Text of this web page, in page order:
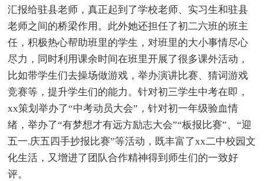
汇报给驻县老师，真正起到了学校老师、实习生和驻县
老师之间的桥梁作用。此外她还担任了初二六班的班主
任，积极热心帮助班里的学生，对班里的大小事情尽心
尽力，同时利用课余时间在班里开展了很多课外活动，
比如带学生们去操场做游戏，举办演讲比赛、猜词游戏
竞赛等，提升学生们的能力。针对初三学生中考在即，
xx策划举办了“中考动员大会”，针对初一年级验血情
绪，举办了“有梦想才有远方励志大会”“板报比赛”、“迎
五一.庆五四手抄报比赛”等活动，既丰富了xx二中校园文
化生活，又增进了团队合作精神得到师生们的一致好
评。